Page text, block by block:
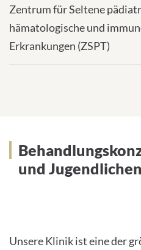
Zentrum für Seltene
hämatologische und
Erkrankungen (ZSPT)
und Jugendlichen
und
Unsere Klinik ist eine der